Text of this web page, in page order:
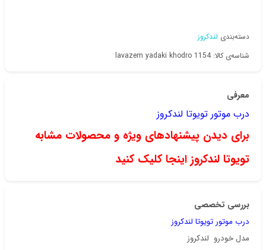
دسته‌بندی لندکروز
شناسه‌ی کالا: lavazem yadaki khodro 1154
معرفی
درب موتور تویوتا لندکروز
برای دیدن پیشنهادهای ویژه و محصولات مشابه
تویوتا لندکروز اینجا کلیک کنید
بررسی تخصصی
درب موتور تویوتا لندکروز
مدل خودرو لندکروز